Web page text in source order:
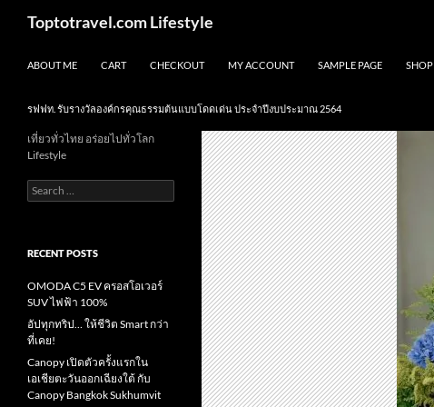
Toptotravel.com Lifestyle
ABOUT ME CART CHECKOUT MY ACCOUNT SAMPLE PAGE SHOP
รฟฟท. รับรางวัลองค์กรคุณธรรมต้นแบบโดดเด่น ประจำปีงบประมาณ 2564
เที่ยวทั่วไทย อร่อยไปทั่วโลก
Lifestyle
Search
for:
RECENT POSTS
OMODA C5 EV ครอสโอเวอร์
SUV ไฟฟ้า 100%
อัปทุกทริป… ให้ชีวิต Smart กว่า
ที่เคย!
Canopy เปิดตัวครั้งแรกใน
เอเชียตะวันออกเฉียงใต้ กับ
Canopy Bangkok Sukhumvit